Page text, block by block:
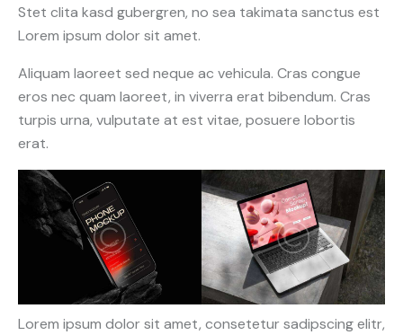
Stet clita kasd gubergren, no sea takimata sanctus est
Lorem ipsum dolor sit amet.
Aliquam laoreet sed neque ac vehicula. Cras congue
eros nec quam laoreet, in viverra erat bibendum. Cras
turpis urna, vulputate at est vitae, posuere lobortis
erat.
Lorem ipsum dolor sit amet, consetetur sadipscing elitr,